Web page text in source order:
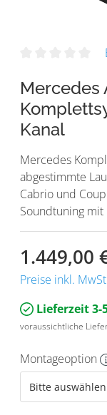
Mercedes
Kanal
Mercedes
abgestimmte
Cabrio und
Soundtuning
1.449,00
Preise inkl.
Lieferzeit 3-
voraussichtliche
Montageoption